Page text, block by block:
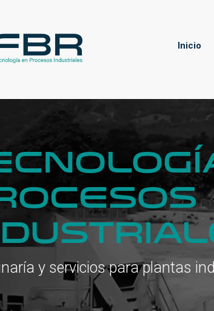
Inicio
y servicios para plantas